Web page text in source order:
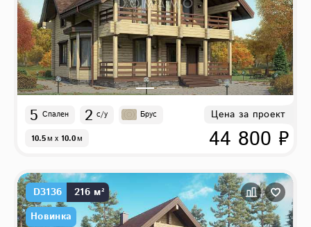
5 Спален 2 с/у Брус
10.5м x 10.0м
Цена за проект
44 800 ₽
D3136
216 м²
Новинка